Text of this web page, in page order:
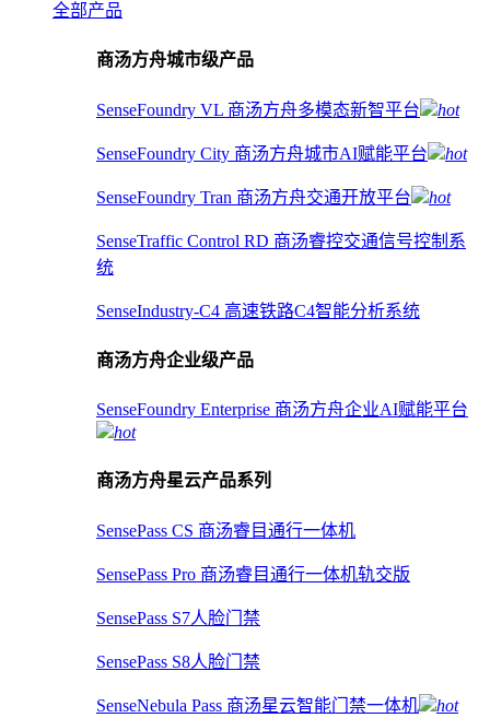
全部产品
商汤方舟城市级产品
SenseFoundry VL 商汤方舟多模态新智平台 hot
SenseFoundry City 商汤方舟城市AI赋能平台 hot
SenseFoundry Tran 商汤方舟交通开放平台 hot
SenseTraffic Control RD 商汤睿控交通信号控制系
统
SenseIndustry-C4 高速铁路C4智能分析系统
商汤方舟企业级产品
SenseFoundry Enterprise 商汤方舟企业AI赋能平台
hot
商汤方舟星云产品系列
SensePass CS 商汤睿目通行一体机
SensePass Pro 商汤睿目通行一体机轨交版
SensePass S7人脸门禁
SensePass S8人脸门禁
SenseNebula Pass 商汤星云智能门禁一体机 hot